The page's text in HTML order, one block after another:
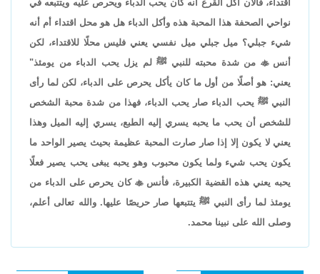
اقتداء، فالآن أكل القرع أنه كان يحب الدباء ويحرص عليه ويتتبعه في
نواحي الصحفة هذا المحبة هذه وأكل الدباء هل هو محل اقتداء أم أنه
شيء جبلي؟ ميل جبلي ميل نفسي يعني فليس محلًا للاقتداء، لكن
أنس من شدة محبته للنبي ﷺ لم يزل يحب الدباء من يومئذ"
يعني: هو أصلًا من أول ما كان يأكل يحرص على الدباء، لكن لما رأى
النبي ﷺ يحب الدباء صار يحب الدباء، فهذا من شدة محبة الشخص
للشخص أن يحب ما يحبه يسري إليه الطبع، يسري إليه الميل وهذا
يعني لا يكون إلا إذا صار صارت المحبة عظيمة بحيث يصير الواحد ما
يكون يحب شيء ولما يكون محبوب وهو يحبه يبغى يحب يصير فعلًا
يحبه يعني هذه القضية الكبيرة، فأنسكان يحرص على الدباء من
يومئذ لما رأى النبي ﷺ يتتبعها صار حريصًا عليها. والله تعالى أعلم،
وصلى الله على نبينا محمد.